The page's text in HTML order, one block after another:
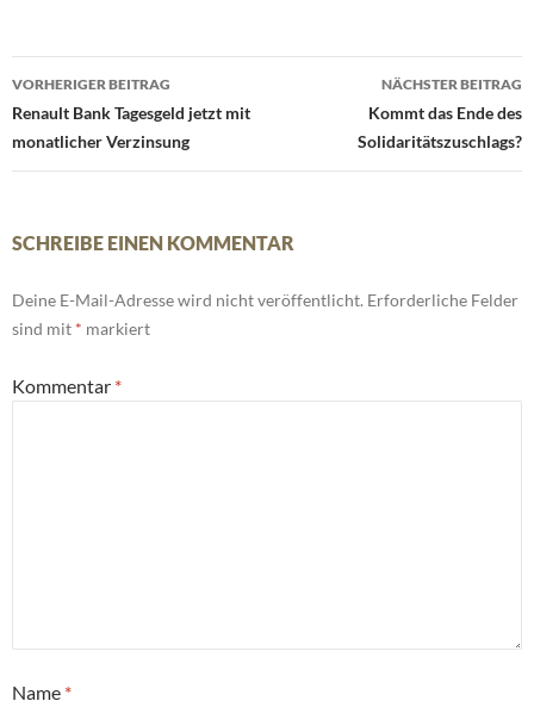
Beitrags-
Navigation
VORHERIGER BEITRAG
Renault Bank Tagesgeld jetzt mit
monatlicher Verzinsung
NÄCHSTER BEITRAG
Kommt das Ende des
Solidaritätszuschlags?
SCHREIBE EINEN KOMMENTAR
Deine E-Mail-Adresse wird nicht veröffentlicht. Erforderliche Felder
sind mit * markiert
Kommentar *
Name *